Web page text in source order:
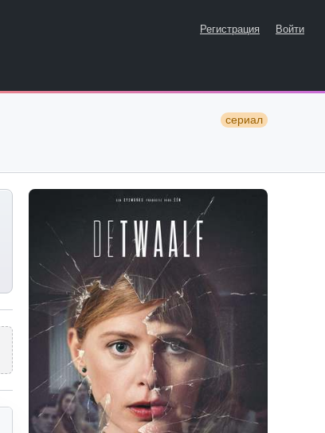
Регистрация Войти
сериал